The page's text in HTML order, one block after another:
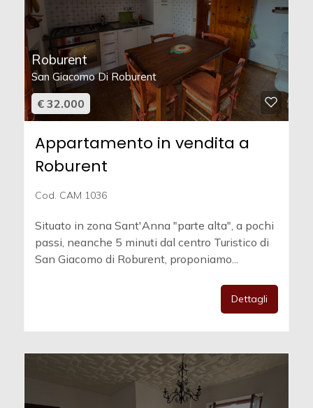
Roburent
San Giacomo Di Roburent
€ 32.000
Appartamento in vendita a
Roburent
Cod. CAM 1036
Situato in zona Sant'Anna "parte alta", a pochi
passi, neanche 5 minuti dal centro Turistico di
San Giacomo di Roburent, proponiamo...
Dettagli